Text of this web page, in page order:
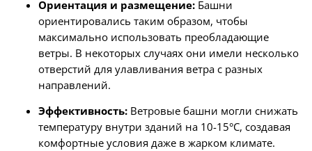
Ориентация и размещение: Башни
ориентировались таким образом, чтобы
максимально использовать преобладающие
ветры. В некоторых случаях они имели несколько
отверстий для улавливания ветра с разных
направлений.
Эффективность: Ветровые башни могли снижать
температуру внутри зданий на 10-15°C, создавая
комфортные условия даже в жарком климате.